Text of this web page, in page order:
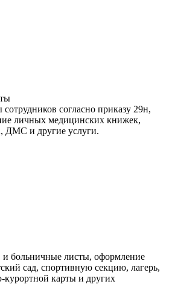
согласно приказу 29н,
личных медицинских книжек,
ДМС и другие услуги.
больничные листы, оформление
сад, спортивную секцию, лагерь,
курортной карты и других